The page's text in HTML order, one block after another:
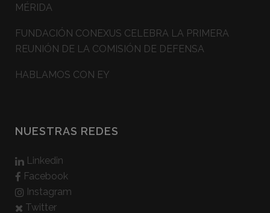
MÉRIDA
FUNDACIÓN CONEXUS CELEBRA LA PRIMERA
REUNIÓN DE LA COMISIÓN DE DEFENSA
HABLAMOS CON EY
NUESTRAS REDES
Linkedin
Facebook
Instagram
Twitter